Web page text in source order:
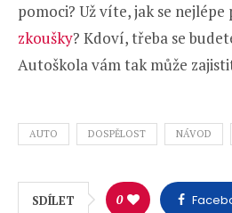
pomoci? Už víte, jak se
zkoušky? Kdoví, třeba se
Autoškola vám tak může
AUTO DOSPĚLOST NÁVOD
SDÍLET 0